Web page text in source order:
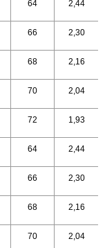
64 2,44
66 2,30
68 2,16
70 2,04
72 1,93
64 2,44
66 2,30
68 2,16
70 2,04